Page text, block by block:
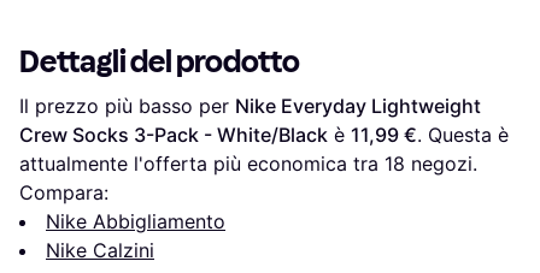
Dettagli del prodotto
Il prezzo più basso per Nike Everyday Lightweight
Crew Socks 3-Pack - White/Black è 11,99 €. Questa è
attualmente l'offerta più economica tra 18 negozi.
Compara:
Nike Abbigliamento
Nike Calzini